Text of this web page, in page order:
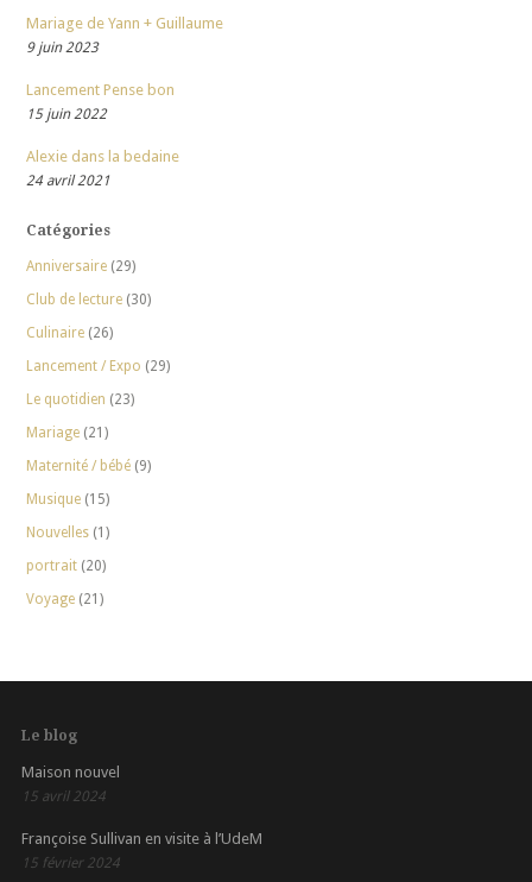
Mariage de Yann + Guillaume
9 juin 2023
Lancement Pense bon
15 juin 2022
Alexie dans la bedaine
24 avril 2021
Catégories
Anniversaire(29)
Club de lecture(30)
Culinaire(26)
Lancement / Expo (29)
Le quotidien (23)
Mariage(21)
Maternité / bébé(9)
Musique(15)
Nouvelles(1)
portrait(20)
Voyage(21)
Le blog
Maison nouvel
15 avril 2024
Françoise Sullivan en visite à l’UdeM
15 février 2024